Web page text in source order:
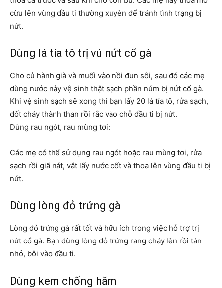
cừu lên vùng đầu ti thường xuyên để tránh tình trạng bị
nứt.
Dùng lá tía tô trị vú nứt cổ gà
Cho củ hành già và muối vào nồi đun sôi, sau đó các mẹ
dùng nước này vệ sinh thật sạch phần núm bị nứt cổ gà.
Khi vệ sinh sạch sẽ xong thì bạn lấy 20 lá tía tô, rửa sạch,
đốt cháy thành than rồi rắc vào chỗ đầu ti bị nứt.
Dùng rau ngót, rau mùng tơi:
Các mẹ có thể sử dụng rau ngót hoặc rau mùng tơi, rửa
sạch rồi giã nát, vắt lấy nước cốt và thoa lên vùng đầu ti bị
nứt.
Dùng lòng đỏ trứng gà
Lòng đỏ trứng gà rất tốt và hữu ích trong việc hỗ trợ trị
nứt cổ gà. Bạn dùng lòng đỏ trứng rang cháy lên rồi tán
nhỏ, bôi vào đầu ti.
Dùng kem chống hăm